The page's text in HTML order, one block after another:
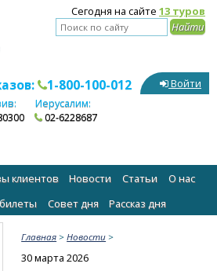
Сегодня на сайте 13 туров
1-800-100-012
Иерусалим:
02-6228687
Войти
клиентов Новости Статьи
О нас
Cовет дня Рассказ дня
Главная >Новости >
30 марта 2026